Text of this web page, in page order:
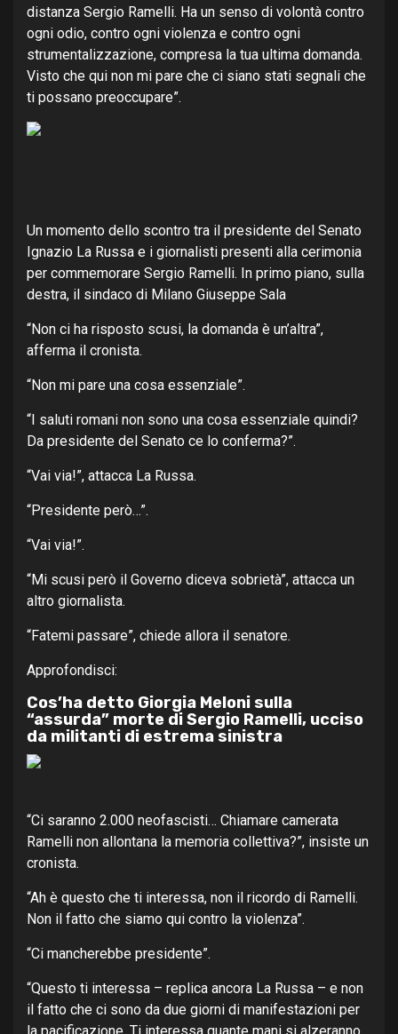
distanza Sergio Ramelli. Ha un senso di volontà contro
ogni odio, contro ogni violenza e contro ogni
strumentalizzazione, compresa la tua ultima domanda.
Visto che qui non mi pare che ci siano stati segnali che
ti possano preoccupare”.
Un momento dello scontro tra il presidente del Senato
Ignazio La Russa e i giornalisti presenti alla cerimonia
per commemorare Sergio Ramelli. In primo piano, sulla
destra, il sindaco di Milano Giuseppe Sala
“Non ci ha risposto scusi, la domanda è un’altra”,
afferma il cronista.
“Non mi pare una cosa essenziale”.
“I saluti romani non sono una cosa essenziale quindi?
Da presidente del Senato ce lo conferma?”.
“Vai via!”, attacca La Russa.
“Presidente però…”.
“Vai via!”.
“Mi scusi però il Governo diceva sobrietà”, attacca un
altro giornalista.
“Fatemi passare”, chiede allora il senatore.
Approfondisci:
Cos’ha detto Giorgia Meloni sulla
“assurda” morte di Sergio Ramelli, ucciso
da militanti di estrema sinistra
“Ci saranno 2.000 neofascisti… Chiamare camerata
Ramelli non allontana la memoria collettiva?”, insiste un
cronista.
“Ah è questo che ti interessa, non il ricordo di Ramelli.
Non il fatto che siamo qui contro la violenza”.
“Ci mancherebbe presidente”.
“Questo ti interessa – replica ancora La Russa – e non
il fatto che ci sono da due giorni di manifestazioni per